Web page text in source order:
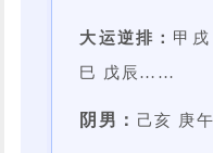
大运逆排： 甲
巳 戊辰……
阴男： 己亥 庚